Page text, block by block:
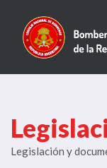
Legislación y